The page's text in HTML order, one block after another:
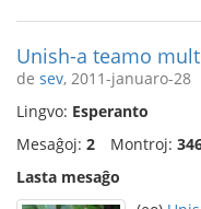
Unish-a teamo
de sev, 2011-januaro-28
Lingvo: Esperanto
Mesaĝoj: 2 Montroj:
Lasta mesaĝo